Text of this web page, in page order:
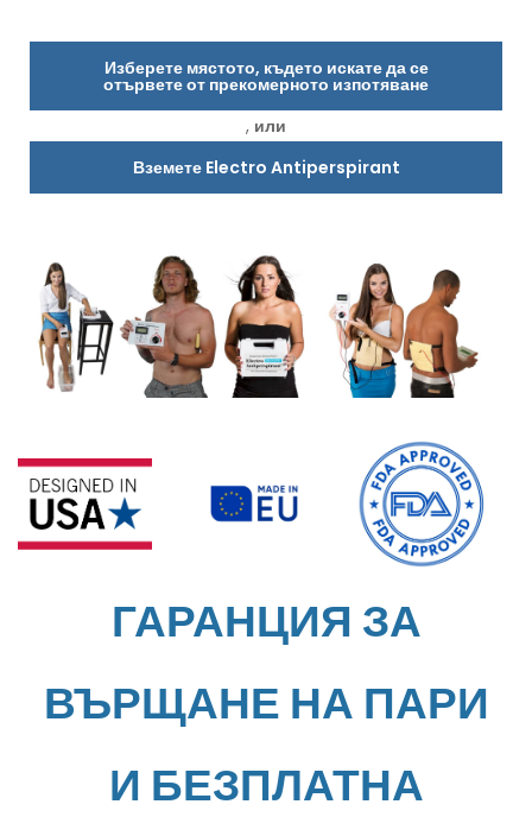
Изберете мястото, където искате да се
отървете от прекомерното изпотяване
, или
Вземете Electro Antiperspirant
ГАРАНЦИЯ ЗА
ВЪРЩАНЕ НА ПАРИ
И БЕЗПЛАТНА